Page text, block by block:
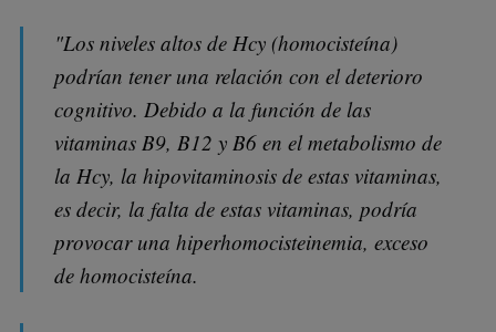
"Los niveles altos de Hcy (homocisteína)
podrían tener una relación con el deterioro
cognitivo. Debido a la función de las
vitaminas B9, B12 y B6 en el metabolismo de
la Hcy, la hipovitaminosis de estas vitaminas,
es decir, la falta de estas vitaminas, podría
provocar una hiperhomocisteinemia, exceso
de homocisteína.